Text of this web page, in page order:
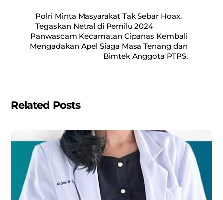
c
e
b
ai
l
at
s
A
ar
e
Polri Minta Masyarakat Tak Sebar Hoax.
Tegaskan Netral di Pemilu 2024
Panwascam Kecamatan Cipanas Kembali
Mengadakan Apel Siaga Masa Tenang dan
Bimtek Anggota PTPS.
Related Posts